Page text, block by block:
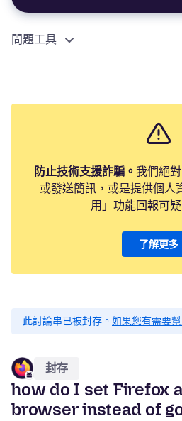
問題工具
防止技術支援詐騙。 我們絕
或發送簡訊，或是提供個人
用」功能回報可
了解更多
此討論串已被封存。 如果您有需要
封存
how do I set Firefox
browser instead of